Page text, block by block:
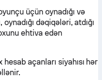
üçün oynadığı və
dəqiqələri, atdığı
ehtiva edən
açanları siyahısı hər